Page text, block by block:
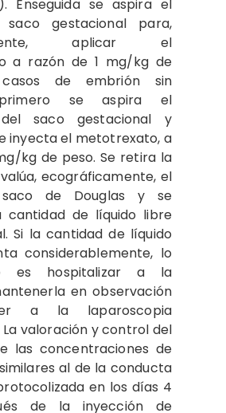
Enseguida se aspira el
gestacional para,
aplicar el
a razón de 1 mg/kg de
de embrión sin
se aspira el
saco gestacional y
inyecta el metotrexato, a
kg de peso. Se retira la
ecográficamente, el
de Douglas y se
cantidad de líquido libre
Si la cantidad de líquido
considerablemente, lo
es hospitalizar a la
en observación
a la laparoscopia
valoración y control del
las concentraciones de
al de la conducta
en los días 4
de la inyección de